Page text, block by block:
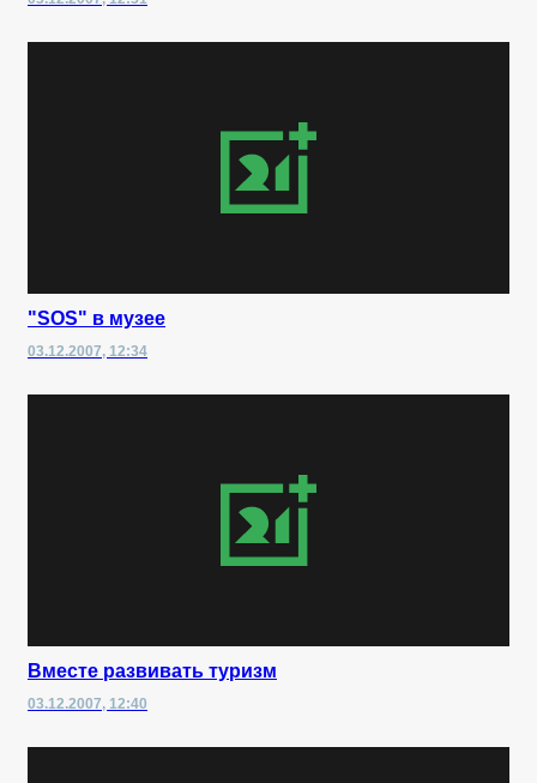
"SOS" в музее
03.12.2007, 12:34
Вместе развивать туризм
03.12.2007, 12:40